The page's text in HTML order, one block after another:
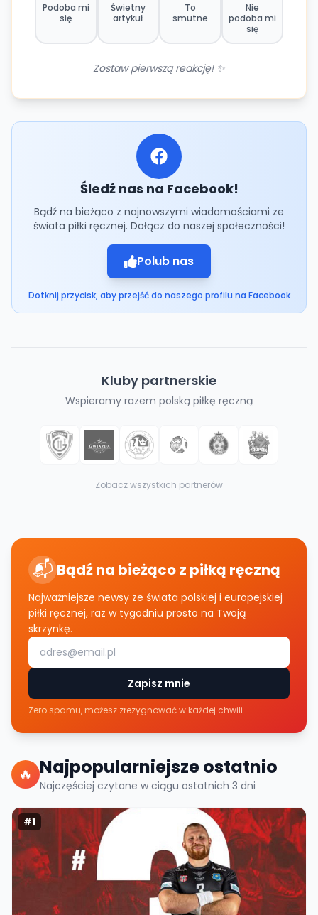
Podoba mi
się
Świetny
artykuł
To
smutne
Nie
podoba mi
się
Zostaw pierwszą reakcję! ✨
Śledź nas na Facebook!
Bądź na bieżąco z najnowszymi wiadomościami ze
świata piłki ręcznej. Dołącz do naszej społeczności!
Polub nas
Dotknij przycisk, aby przejść do naszego profilu na Facebook
Kluby partnerskie
Wspieramy razem polską piłkę ręczną
Zobacz wszystkich partnerów
📬 Bądź na bieżąco z piłką ręczną
Najważniejsze newsy ze świata polskiej i europejskiej
piłki ręcznej, raz w tygodniu prosto na Twoją
skrzynkę.
Zapisz mnie
Zero spamu, możesz zrezygnować w każdej chwili.
🔥 Najpopularniejsze ostatnio
Najczęściej czytane w ciągu ostatnich 3 dni
#1